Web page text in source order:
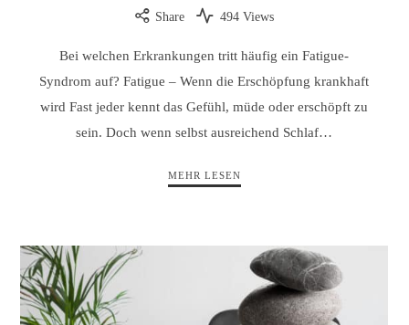
Share 494 Views
Bei welchen Erkrankungen tritt häufig ein Fatigue-
Syndrom auf? Fatigue – Wenn die Erschöpfung krankhaft
wird Fast jeder kennt das Gefühl, müde oder erschöpft zu
sein. Doch wenn selbst ausreichend Schlaf…
MEHR LESEN